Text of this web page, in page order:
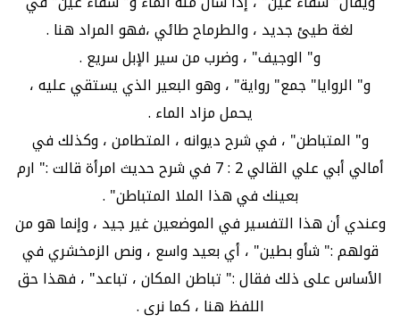
لغة طيئ جديد ، والطرماح طائي ،فهو المراد هنا .
و" الوجيف" ، وضرب من سير الإبل سريع .
و" الروايا" جمع" رواية" ، وهو البعير الذي يستقي عليه ،
يحمل مزاد الماء .
و" المتباطن" ، في شرح ديوانه ، المتطامن ، وكذلك في
أمالي أبي علي القالي 2 : 7 في شرح حديث امرأة قالت :" ارم
بعينك في هذا الملا المتباطن" .
وعندي أن هذا التفسير في الموضعين غير جيد ، وإنما هو من
قولهم :" شأو بطين" ، أي بعيد واسع ، ونص الزمخشري في
الأساس على ذلك فقال :" تباطن المكان ، تباعد" ، فهذا حق
اللفظ هنا ، كما نرى .